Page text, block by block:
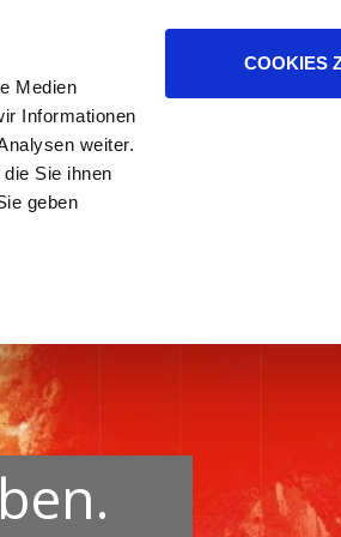
Medien
Informationen
weiter.
Sie ihnen
geben
COOKIES